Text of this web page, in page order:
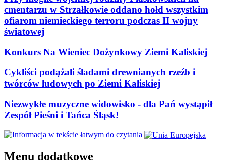
cmentarzu w Strzałkowie oddano hołd wszystkim
ofiarom niemieckiego terroru podczas II wojny
światowej
Konkurs Na Wieniec Dożynkowy Ziemi Kaliskiej
Cykliści podążali śladami drewnianych rzeźb i
twórców ludowych po Ziemi Kaliskiej
Niezwykłe muzyczne widowisko - dla Pań wystąpił
Zespół Pieśni i Tańca Śląsk!
Menu dodatkowe